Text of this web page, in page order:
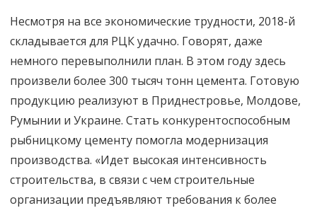
Несмотря на все экономические трудности, 2018-й
складывается для РЦК удачно. Говорят, даже
немного перевыполнили план. В этом году здесь
произвели более 300 тысяч тонн цемента. Готовую
продукцию реализуют в Приднестровье, Молдове,
Румынии и Украине. Стать конкурентоспособным
рыбницкому цементу помогла модернизация
производства. «Идет высокая интенсивность
строительства, в связи с чем строительные
организации предъявляют требования к более